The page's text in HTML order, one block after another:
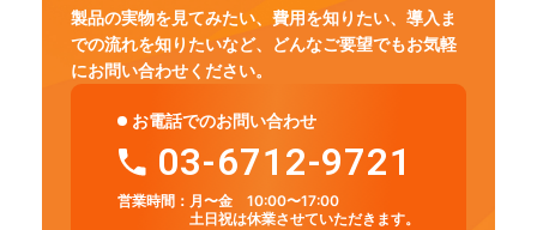
製品の実物を見てみたい、費用を知りたい、導入ま
での流れを知りたいなど、
どんなご要望でもお気軽
にお問い合わせください。
お電話でのお問い合わせ
03-6712-9721
営業時間： 月〜金 10:00〜17:00
土日祝は休業させていただきます。